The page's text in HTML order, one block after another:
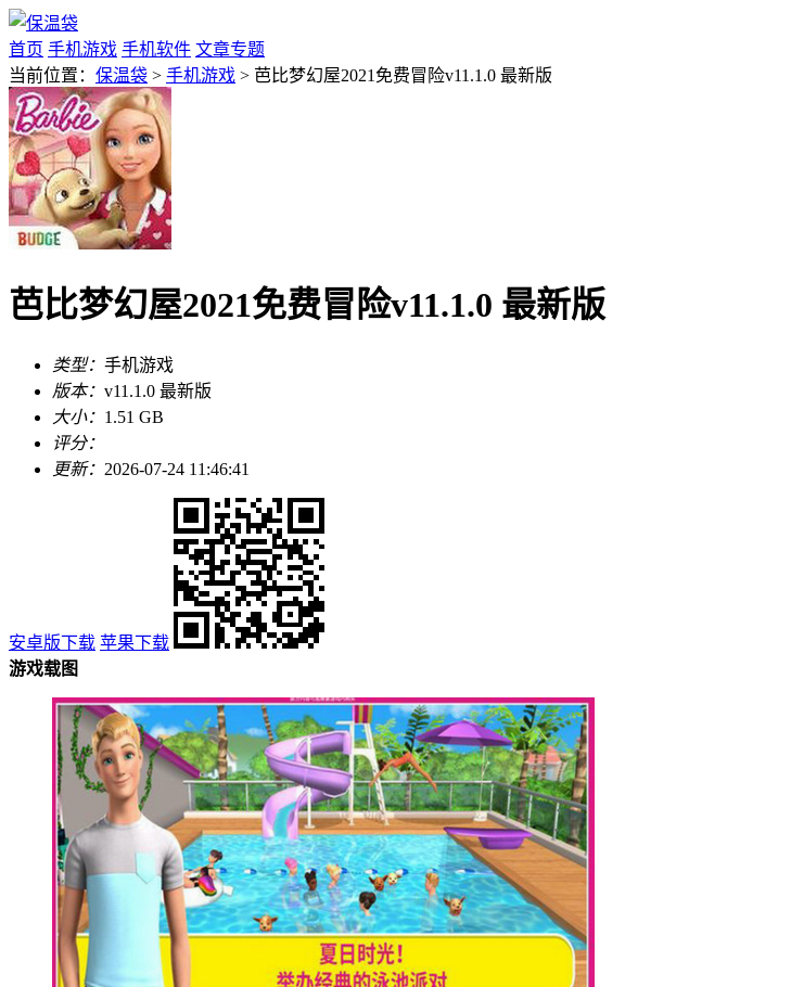
首页 手机游戏 手机软件 文章专题
当前位置： 保温袋 > 手机游戏 > 芭比梦幻屋2021免费冒险v11.1.0 最新版
芭比梦幻屋2021免费冒险v11.1.0 最新版
类型： 手机游戏
版本： v11.1.0 最新版
大小： 1.51 GB
评分：
更新： 2026-07-24 11:46:41
安卓版下载 苹果下载
游戏载图